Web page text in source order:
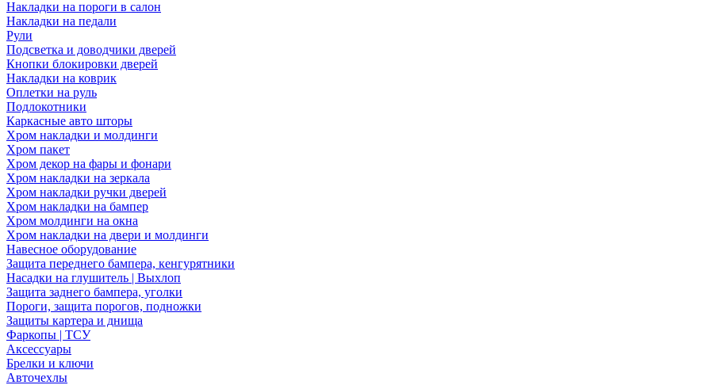
Накладки на пороги в салон
Накладки на педали
Рули
Подсветка и доводчики дверей
Кнопки блокировки дверей
Накладки на коврик
Оплетки на руль
Подлокотники
Каркасные авто шторы
Хром накладки и молдинги
Хром пакет
Хром декор на фары и фонари
Хром накладки на зеркала
Хром накладки ручки дверей
Хром накладки на бампер
Хром молдинги на окна
Хром накладки на двери и молдинги
Навесное оборудование
Защита переднего бампера, кенгурятники
Насадки на глушитель | Выхлоп
Защита заднего бампера, уголки
Пороги, защита порогов, подножки
Защиты картера и днища
Фаркопы | ТСУ
Аксессуары
Брелки и ключи
Авточехлы